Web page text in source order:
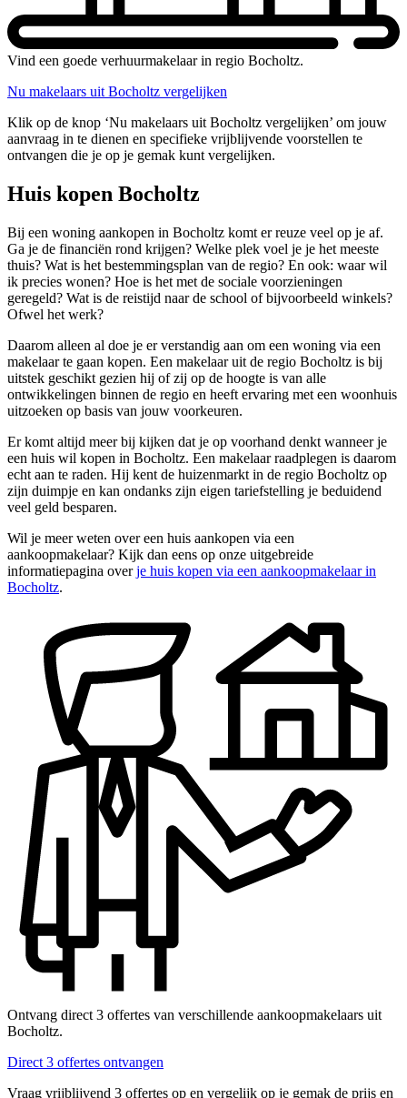
Vind een goede verhuurmakelaar in regio Bocholtz.
Nu makelaars uit Bocholtz vergelijken
Klik op de knop ‘Nu makelaars uit Bocholtz vergelijken’ om jouw
aanvraag in te dienen en specifieke vrijblijvende voorstellen te
ontvangen die je op je gemak kunt vergelijken.
Huis kopen Bocholtz
Bij een woning aankopen in Bocholtz komt er reuze veel op je af.
Ga je de financiën rond krijgen? Welke plek voel je je het meeste
thuis? Wat is het bestemmingsplan van de regio? En ook: waar wil
ik precies wonen? Hoe is het met de sociale voorzieningen
geregeld? Wat is de reistijd naar de school of bijvoorbeeld winkels?
Ofwel het werk?
Daarom alleen al doe je er verstandig aan om een woning via een
makelaar te gaan kopen. Een makelaar uit de regio Bocholtz is bij
uitstek geschikt gezien hij of zij op de hoogte is van alle
ontwikkelingen binnen de regio en heeft ervaring met een woonhuis
uitzoeken op basis van jouw voorkeuren.
Er komt altijd meer bij kijken dat je op voorhand denkt wanneer je
een huis wil kopen in Bocholtz. Een makelaar raadplegen is daarom
echt aan te raden. Hij kent de huizenmarkt in de regio Bocholtz op
zijn duimpje en kan ondanks zijn eigen tariefstelling je beduidend
veel geld besparen.
Wil je meer weten over een huis aankopen via een
aankoopmakelaar? Kijk dan eens op onze uitgebreide
informatiepagina overje huis kopen via een aankoopmakelaar in
Bocholtz.
Ontvang direct 3 offertes van verschillende aankoopmakelaars uit
Bocholtz.
Direct 3 offertes ontvangen
Vraag vrijblijvend 3 offertes op en vergelijk op je gemak de prijs en